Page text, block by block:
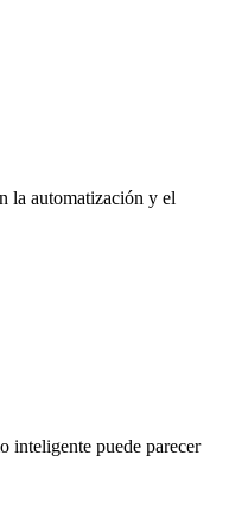
la automatización y el
inteligente puede parecer